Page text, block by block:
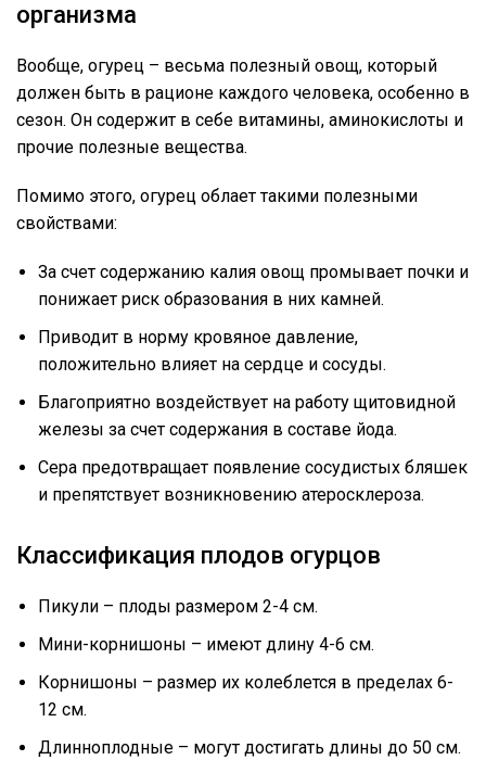
организма
Вообще, огурец – весьма полезный овощ, который
должен быть в рационе каждого человека, особенно в
сезон. Он содержит в себе витамины, аминокислоты и
прочие полезные вещества.
Помимо этого, огурец облает такими полезными
свойствами:
За счет содержанию калия овощ промывает почки и
понижает риск образования в них камней.
Приводит в норму кровяное давление,
положительно влияет на сердце и сосуды.
Благоприятно воздействует на работу щитовидной
железы за счет содержания в составе йода.
Сера предотвращает появление сосудистых бляшек
и препятствует возникновению атеросклероза.
Классификация плодов огурцов
Пикули – плоды размером 2-4 см.
Мини-корнишоны – имеют длину 4-6 см.
Корнишоны – размер их колеблется в пределах 6-
12 см.
Длинноплодные – могут достигать длины до 50 см.